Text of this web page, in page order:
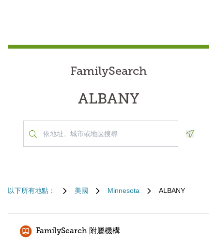
FamilySearch
ALBANY
以下所有地點： 美國 Minnesota ALBANY
FamilySearch 附屬機構